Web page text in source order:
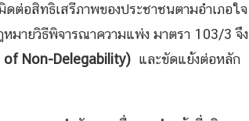
ต่อสิทธิเสรีภาพของประชาชนตามอำเภอใจ
มายวิธีพิจารณาความแพ่ง มาตรา 103/3 จึง
of Non-Delegability) และขัดแย้งต่อหลัก